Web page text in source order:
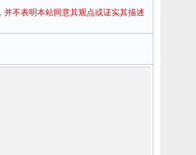
并不表明本站同意其观点或证实其描述